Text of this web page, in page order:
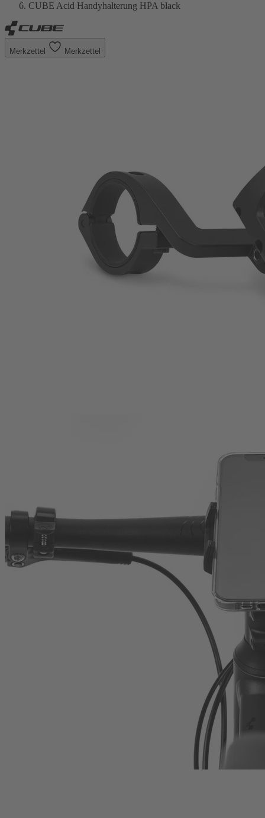
CUBE Acid Handyhalterung HPA black
Merkzettel Merkzettel